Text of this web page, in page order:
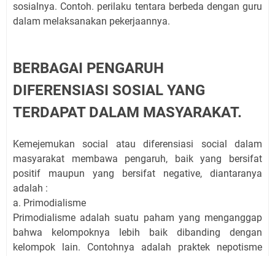
sosialnya. Contoh. perilaku tentara berbeda dengan guru
dalam melaksanakan pekerjaannya.
BERBAGAI PENGARUH
DIFERENSIASI SOSIAL YANG
TERDAPAT DALAM MASYARAKAT.
Kemejemukan social atau diferensiasi social dalam
masyarakat membawa pengaruh, baik yang bersifat
positif maupun yang bersifat negative, diantaranya
adalah :
a. Primodialisme
Primodialisme adalah suatu paham yang menganggap
bahwa kelompoknya lebih baik dibanding dengan
kelompok lain. Contohnya adalah praktek nepotisme